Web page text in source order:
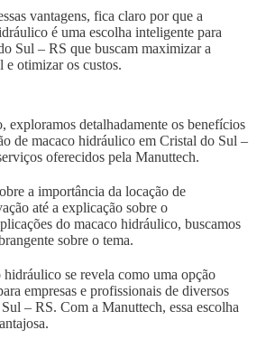
vantagens, fica claro por que a
é uma escolha inteligente para
Sul – RS que buscam maximizar a
e otimizar os custos.
exploramos detalhadamente os benefícios
de macaco hidráulico em Cristal do Sul –
oferecidos pela Manuttech.
a importância da locação de
até a explicação sobre o
do macaco hidráulico, buscamos
sobre o tema.
hidráulico se revela como uma opção
empresas e profissionais de diversos
– RS. Com a Manuttech, essa escolha